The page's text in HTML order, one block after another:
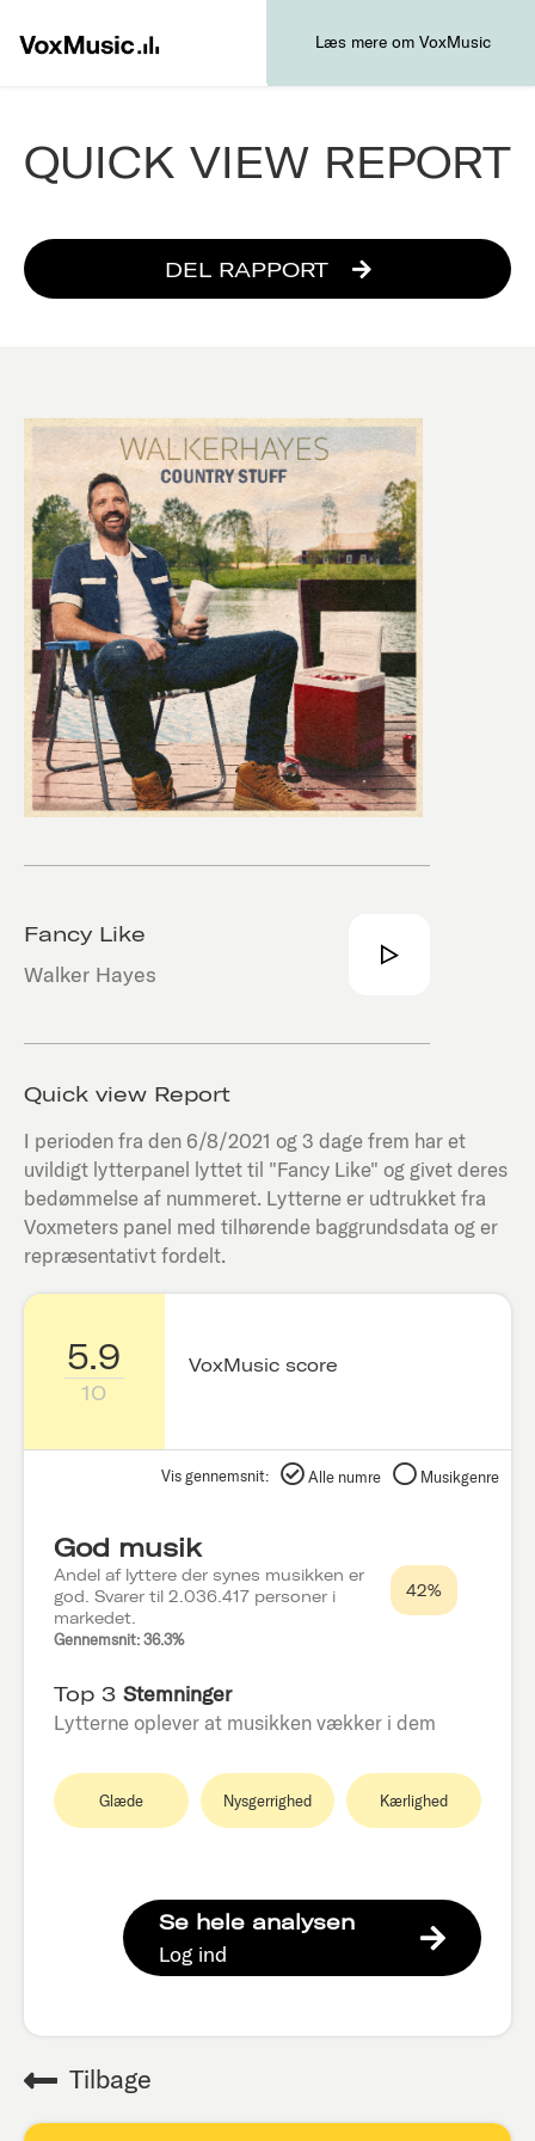
Læs mere om VoxMusic
QUICK VIEW REPORT
DEL RAPPORT
Fancy Like
Walker Hayes
Quick view Report
I perioden fra den 6/8/2021 og 3 dage frem har et
uvildigt lytterpanel lyttet til "Fancy Like" og givet deres
bedømmelse af nummeret. Lytterne er udtrukket fra
Voxmeters panel med tilhørende baggrundsdata og er
repræsentativt fordelt.
5.9
10
VoxMusic score
Vis gennemsnit: Alle numre Musikgenre
God musik
Andel af lyttere der synes musikken er
god. Svarer til 2.036.417 personer i
markedet.
Gennemsnit: 36.3%
42%
Top 3 Stemninger
Lytterne oplever at musikken vækker i dem
Glæde Nysgerrighed Kærlighed
Se hele analysen
Log ind
Tilbage